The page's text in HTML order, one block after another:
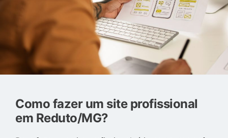
Como fazer um site profissional
em Reduto/MG?